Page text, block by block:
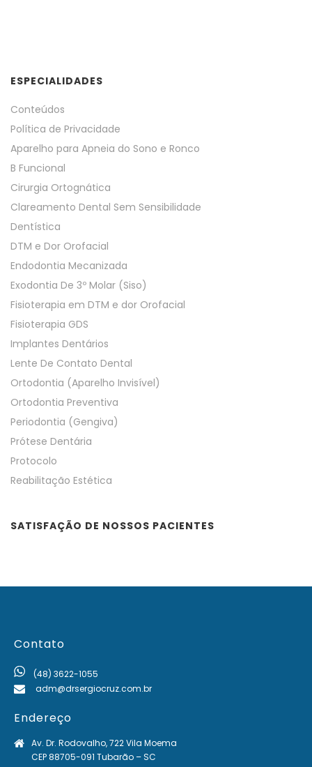
ESPECIALIDADES
Conteúdos
Política de Privacidade
Aparelho para Apneia do Sono e Ronco
B Funcional
Cirurgia Ortognática
Clareamento Dental Sem Sensibilidade
Dentística
DTM e Dor Orofacial
Endodontia Mecanizada
Exodontia De 3º Molar (Siso)
Fisioterapia em DTM e dor Orofacial
Fisioterapia GDS
Implantes Dentários
Lente De Contato Dental
Ortodontia (Aparelho Invisível)
Ortodontia Preventiva
Periodontia (Gengiva)
Prótese Dentária
Protocolo
Reabilitação Estética
SATISFAÇÃO DE NOSSOS PACIENTES
Contato
(48) 3622-1055
adm@drsergiocruz.com.br
Endereço
Av. Dr. Rodovalho, 722 Vila Moema
CEP 88705-091 Tubarão – SC